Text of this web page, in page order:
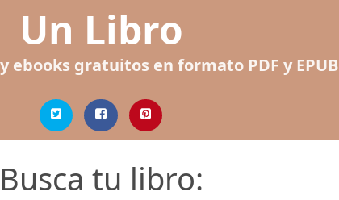
Un Libro
ebooks gratuitos en formato PDF y EPUB
Busca tu libro: